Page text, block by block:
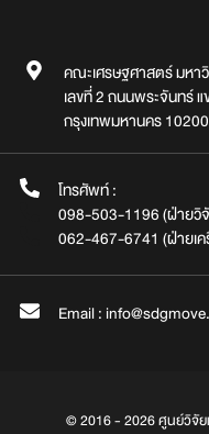
คณะเศรษฐศาสตร์ มห
เลขที่ 2 ถนนพระจันทร์
กรุงเทพมหานคร 10200
โทรศัพท์ :
098-503-1196 (ฝ่ายวิ
062-467-6741 (ฝ่ายเ
Email :
© 2016 - 2026 ศูนย์วิจั